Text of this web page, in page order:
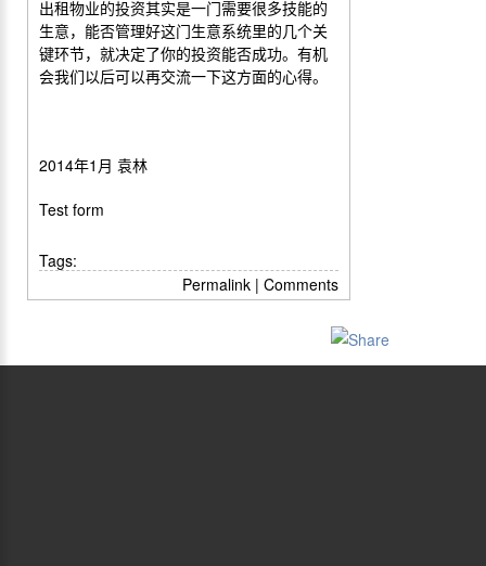
出租物业的投资其实是一门需要很多技能的
生意，能否管理好这门生意系统里的几个关
键环节，就决定了你的投资能否成功。有机
会我们以后可以再交流一下这方面的心得。
2014年1月 袁林
Test form
Tags:
Permalink| Comments